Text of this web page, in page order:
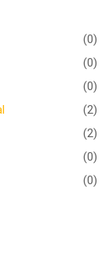
(0)
(0)
(0)
(2)
(2)
(0)
(0)